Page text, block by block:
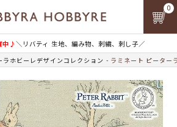
中♪＼リバティ 生地、編み物、刺繍、刺し子／
0
ラホビーレデザインコレクション ラミネート ピーター